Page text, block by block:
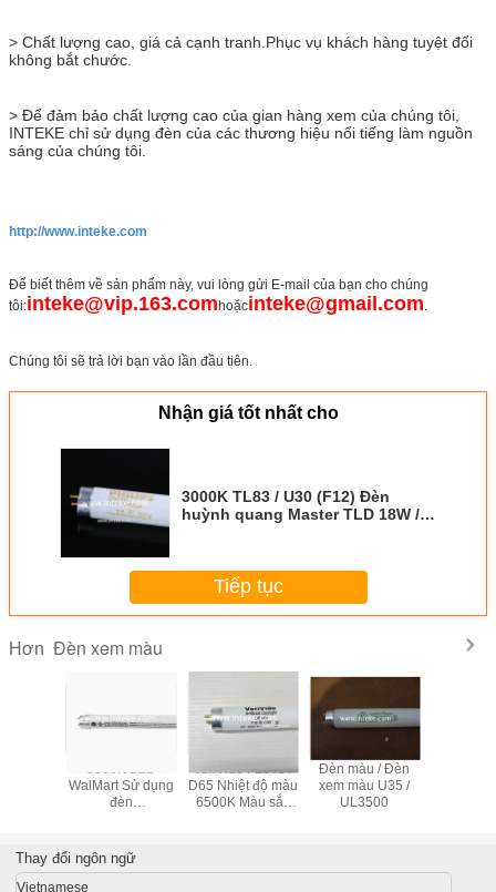
> Chất lượng cao, giá cả cạnh tranh.Phục vụ khách hàng tuyệt đối
không bắt chước.
> Để đảm bảo chất lượng cao của gian hàng xem của chúng tôi,
INTEKE chỉ sử dụng đèn của các thương hiệu nổi tiếng làm nguồn
sáng của chúng tôi.
http://www.inteke.com
Để biết thêm về sản phẩm này, vui lòng gửi E-mail của bạn cho chúng
tôi:inteke@vip.163.comhoặcinteke@gmail.com.
Chúng tôi sẽ trả lời bạn vào lần đầu tiên.
Nhận giá tốt nhất cho
3000K TL83 / U30 (F12) Đèn
huỳnh quang Master TLD 18W /
Tiếp tục
Hơn Đèn xem màu
SPLQC
tra màu
3500K LED
WalMart Sử dụng
đèn
JudgeQC Light
Booth For Color
Assessment
VeriVide F18T8 /
D65 Nhiệt độ màu
6500K Màu sắc
Đèn màu / Đèn
xem màu U35 /
UL3500
Cho kiểm
Thay đổi ngôn ngữ
Vietnamese